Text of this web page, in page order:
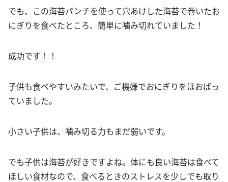
でも、この海苔パンチを使って穴あけした海苔で巻いたお
にぎりを食べたところ、簡単に噛み切れていました！
成功です！！
子供も食べやすいみたいで、ご機嫌でおにぎりをほおばっ
ていました。
小さい子供は、噛み切る力もまだ弱いです。
でも子供は海苔が好きですよね。体にも良い海苔は食べて
ほしい食材なので、食べるときのストレスを少しでも取り